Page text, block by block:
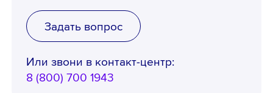
Задать вопрос
Или звони в контакт-центр:
8 (800) 700 1943